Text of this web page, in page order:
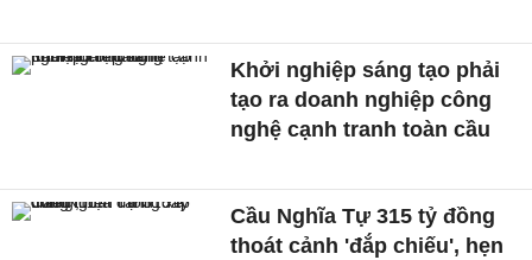
Khởi nghiệp sáng tạo phải
tạo ra doanh nghiệp công
nghệ cạnh tranh toàn cầu
Cầu Nghĩa Tự 315 tỷ đồng
thoát cảnh 'đắp chiếu', hẹn